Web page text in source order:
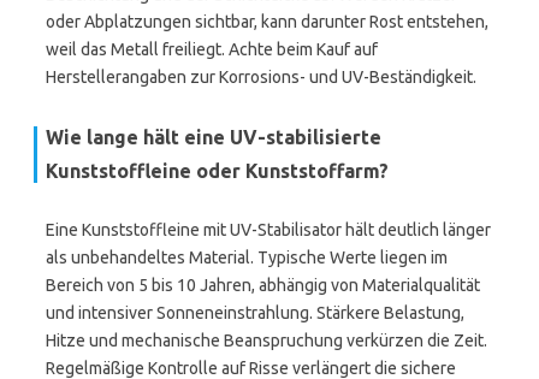
oder Abplatzungen sichtbar, kann darunter Rost entstehen,
weil das Metall freiliegt. Achte beim Kauf auf
Herstellerangaben zur Korrosions- und UV-Beständigkeit.
Wie lange hält eine UV-stabilisierte
Kunststoffleine oder Kunststoffarm?
Eine Kunststoffleine mit UV-Stabilisator hält deutlich länger
als unbehandeltes Material. Typische Werte liegen im
Bereich von 5 bis 10 Jahren, abhängig von Materialqualität
und intensiver Sonneneinstrahlung. Stärkere Belastung,
Hitze und mechanische Beanspruchung verkürzen die Zeit.
Regelmäßige Kontrolle auf Risse verlängert die sichere